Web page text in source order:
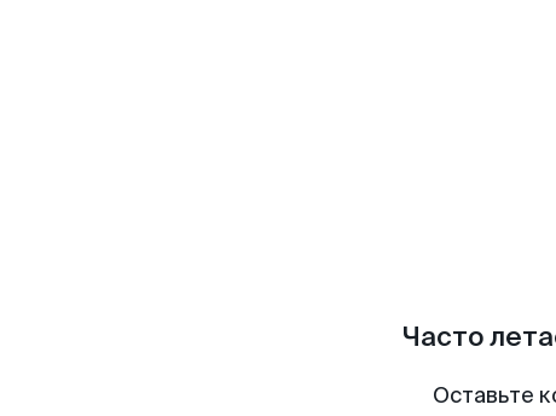
Часто
Оставьте